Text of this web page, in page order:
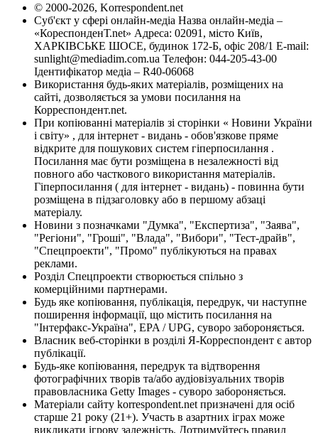
© 2000-2026, Korrespondent.net
Суб'єкт у сфері онлайн-медіа Назва онлайн-медіа –
«КореспонденТ.net» Адреса: 02091, місто Київ,
ХАРКІВСЬКЕ ШОСЕ, будинок 172-Б, офіс 208/1 E-mail:
sunlight@mediadim.com.ua Телефон: 044-205-43-00
Ідентифікатор медіа – R40-06068
Використання будь-яких матеріалів, розміщених на
сайті, дозволяється за умови посилання на
Корреспондент.net.
При копіюванні матеріалів зі сторінки « Новини України
і світу» , для інтернет - видань - обов'язкове пряме
відкрите для пошукових систем гіперпосилання .
Посилання має бути розміщена в незалежності від
повного або часткового використання матеріалів.
Гіперпосилання ( для інтернет - видань) - повинна бути
розміщена в підзаголовку або в першому абзаці
матеріалу.
Новини з позначками "Думка", "Експертиза", "Заява",
"Регіони", "Гроші", "Влада", "Вибори", "Тест-драйв",
"Спецпроекти", "Промо" публікуються на правах
реклами.
Розділ Спецпроекти створюється спільно з
комерційними партнерами.
Будь яке копіювання, публікація, передрук, чи наступне
поширення інформації, що містить посилання на
"Інтерфакс-Україна", EPA / UPG, суворо забороняється.
Власник веб-сторінки в розділі Я-Корреспондент є автор
публікації.
Будь-яке копіювання, передрук та відтворення
фотографічних творів та/або аудіовізуальних творів
правовласника Getty Images - суворо забороняється.
Матеріали сайту korrespondent.net призначені для осіб
старше 21 року (21+). Участь в азартних іграх може
викликати ігрову залежність. Дотримуйтесь правил